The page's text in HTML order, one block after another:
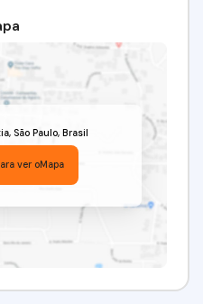
, São Paulo, Brasil
ver oMapa